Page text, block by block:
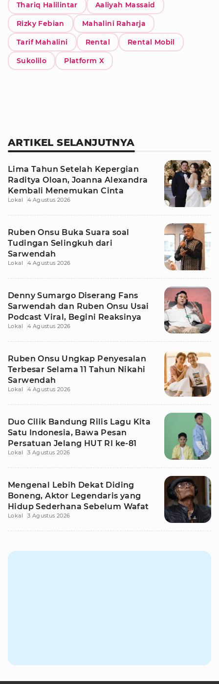
Thariq Halilintar Aaliyah Massaid
Rizky Febian Mahalini Raharja
Tarif Mahalini Rental Rental Mobil
Sukolilo Platform X
ARTIKEL SELANJUTNYA
Lima Tahun Setelah Kepergian
Raditya Oloan, Joanna Alexandra
Kembali Menemukan Cinta
Lokal 4 Agustus 2026
Ruben Onsu Buka Suara soal
Tudingan Selingkuh dari
Sarwendah
Lokal 4 Agustus 2026
Denny Sumargo Diserang Fans
Sarwendah dan Ruben Onsu Usai
Podcast Viral, Begini Reaksinya
Lokal 4 Agustus 2026
Ruben Onsu Ungkap Penyesalan
Terbesar Selama 11 Tahun Nikahi
Sarwendah
Lokal 4 Agustus 2026
Duo Cilik Bandung Rilis Lagu Kita
Satu Indonesia, Bawa Pesan
Persatuan Jelang HUT RI ke-81
Lokal 3 Agustus 2026
Mengenal Lebih Dekat Diding
Boneng, Aktor Legendaris yang
Hidup Sederhana Sebelum Wafat
Lokal 3 Agustus 2026